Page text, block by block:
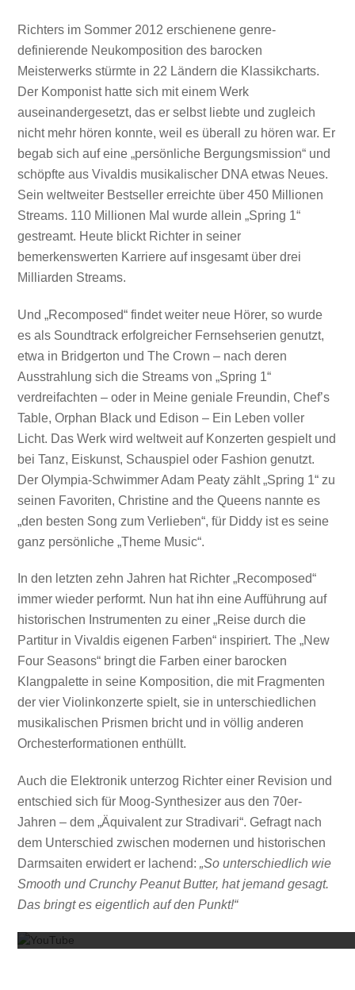
Richters im Sommer 2012 erschienene genre-
definierende Neukomposition des barocken
Meisterwerks stürmte in 22 Ländern die Klassikcharts.
Der Komponist hatte sich mit einem Werk
auseinandergesetzt, das er selbst liebte und zugleich
nicht mehr hören konnte, weil es überall zu hören war. Er
begab sich auf eine „persönliche Bergungsmission“ und
schöpfte aus Vivaldis musikalischer DNA etwas Neues.
Sein weltweiter Bestseller erreichte über 450 Millionen
Streams. 110 Millionen Mal wurde allein „Spring 1“
gestreamt. Heute blickt Richter in seiner
bemerkenswerten Karriere auf insgesamt über drei
Milliarden Streams.
Und „Recomposed“ findet weiter neue Hörer, so wurde
es als Soundtrack erfolgreicher Fernsehserien genutzt,
etwa in Bridgerton und The Crown – nach deren
Ausstrahlung sich die Streams von „Spring 1“
verdreifachten – oder in Meine geniale Freundin, Chef’s
Table, Orphan Black und Edison – Ein Leben voller
Licht. Das Werk wird weltweit auf Konzerten gespielt und
bei Tanz, Eiskunst, Schauspiel oder Fashion genutzt.
Der Olympia-Schwimmer Adam Peaty zählt „Spring 1“ zu
seinen Favoriten, Christine and the Queens nannte es
„den besten Song zum Verlieben“, für Diddy ist es seine
ganz persönliche „Theme Music“.
In den letzten zehn Jahren hat Richter „Recomposed“
immer wieder performt. Nun hat ihn eine Aufführung auf
historischen Instrumenten zu einer „Reise durch die
Partitur in Vivaldis eigenen Farben“ inspiriert. The „New
Four Seasons“ bringt die Farben einer barocken
Klangpalette in seine Komposition, die mit Fragmenten
der vier Violinkonzerte spielt, sie in unterschiedlichen
musikalischen Prismen bricht und in völlig anderen
Orchesterformationen enthüllt.
Auch die Elektronik unterzog Richter einer Revision und
entschied sich für Moog-Synthesizer aus den 70er-
Jahren – dem „Äquivalent zur Stradivari“. Gefragt nach
dem Unterschied zwischen modernen und historischen
Darmsaiten erwidert er lachend:„So unterschiedlich wie
Smooth und Crunchy Peanut Butter, hat jemand gesagt.
Das bringt es eigentlich auf den Punkt!“
Mit